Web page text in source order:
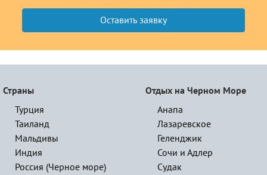
Страны
Турция
Таиланд
Мальдивы
Индия
Россия (Черное море)
Отдых на Черном Море
Анапа
Лазаревское
Геленджик
Сочи и Адлер
Судак